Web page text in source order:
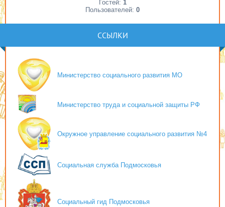
Гостей: 1
Пользователей: 0
ССЫЛКИ
Министерство социального развития МО
Министерство труда и социальной защиты РФ
Окружное управление социального развития №4
Социальная служба Подмосковья
Социальный гид Подмосковья